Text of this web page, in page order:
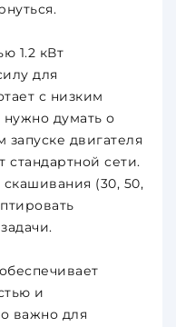
1.2 кВт
для
с низким
думать о
двигателя
стандартной сети.
(30, 50,
и
важно для